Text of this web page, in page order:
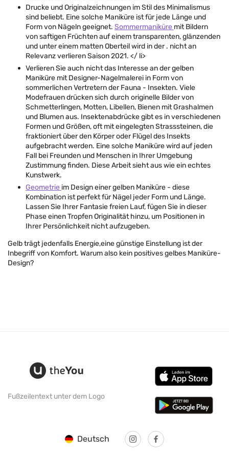
Drucke und Originalzeichnungen im Stil des Minimalismus
sind beliebt. Eine solche Maniküre ist für jede Länge und
Form von Nägeln geeignet. Sommermaniküre mit Bildern
von saftigen Früchten auf einem transparenten, glänzenden
und unter einem matten Oberteil wird in der . nicht an
Relevanz verlieren Saison 2021. </ li>
Verlieren Sie auch nicht das Interesse an der gelben
Maniküre mit Designer-Nagelmalerei in Form von
sommerlichen Vertretern der Fauna - Insekten. Viele
Modefrauen drücken sich durch originelle Bilder von
Schmetterlingen, Motten, Libellen, Bienen mit Grashalmen
und Blumen aus. Insektenabdrücke gibt es in verschiedenen
Formen und Größen, oft mit eingelegten Strasssteinen, die
fraktioniert über den Körper oder Flügel des Insekts
aufgebracht werden. Eine solche Maniküre wird auf jeden
Fall bei Freunden und Menschen in Ihrer Umgebung
Zustimmung finden. Diese Arbeit sieht aus wie ein echtes
Kunstwerk.
Geometrie im Design einer gelben Maniküre - diese
Kombination ist perfekt für Nägel jeder Form und Länge.
Lassen Sie Ihrer Fantasie freien Lauf, fügen Sie in dieser
Phase einen Tropfen Originalität hinzu, um Positionen in
Ihrer Persönlichkeit nicht aufzugeben.
Gelb trägt jedenfalls Energie,eine günstige Einstellung ist der
Inbegriff von Komfort. Warum also kein positives gelbes Maniküre-
Design?
Fußzeilentext unter dem Logo
Deutsch